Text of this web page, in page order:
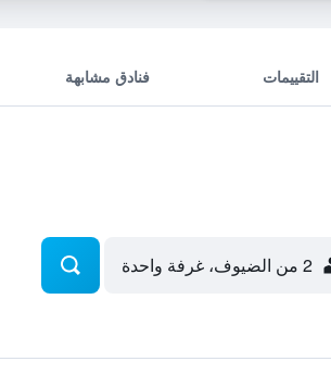
التقييمات فنادق مشابهة
2 من الضيوف، غرفة واحدة